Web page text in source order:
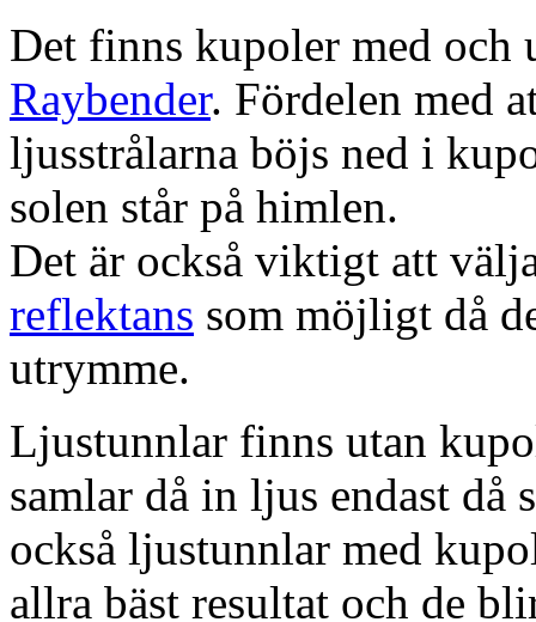
Det finns kupoler med och
Raybender. Fördelen med
ljusstrålarna böjs ned i
solen står på himlen.
Det är också viktigt att
reflektans som möjligt då
utrymme.
Ljustunnlar finns utan
samlar då in ljus endast då
också ljustunnlar med
allra bäst resultat och de